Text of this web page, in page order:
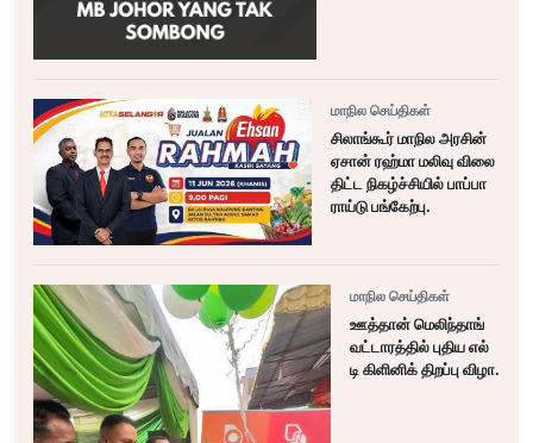
மாநில செய்திகள்
சிலாங்கூர் மாநில அரசின்
ஏசான் ரஹ்மா மலிவு விலை
திட்ட நிகழ்ச்சியில் பாப்பா
ராய்டு பங்கேற்பு.
மாநில செய்திகள்
ஊத்தான் மெலிந்தாங்
வட்டாரத்தில் புதிய எல்
டி கிளினிக் திறப்பு விழா.